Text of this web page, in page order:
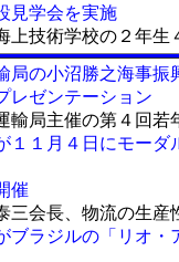
見学会を実施
上技術学校の２年生
局の小沼勝之海事振
レゼンテーション
輸局主催の第４回若
１１月４日にモー
催
三会長、物流の生産
ブラジルの「リオ